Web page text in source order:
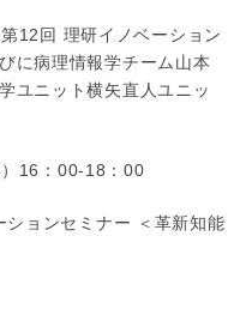
12回 理研イノベーション
に病理情報学チーム山本
ユニット横矢直人ユニッ
16：00-18：00
ョンセミナー ＜革新知能